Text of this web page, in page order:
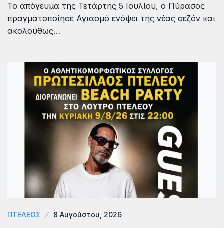
Το απόγευμα της Τετάρτης 5 Ιουλίου, ο Πύρασος
πραγματοποίησε Αγιασμό ενόψει της νέας σεζόν και
ακολούθως…
ΠΤΕΛΕΟΣ 8 Αυγούστου, 2026